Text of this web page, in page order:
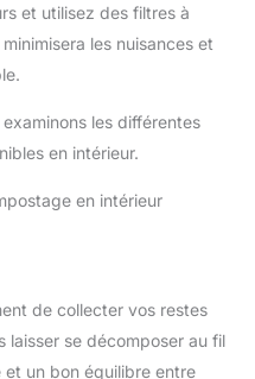
et utilisez des filtres à
les nuisances et
les différentes
en intérieur.
en intérieur
de collecter vos restes
laisser se décomposer au fil
un bon équilibre entre